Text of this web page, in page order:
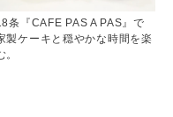
条『CAFE PAS A PAS』で
製ケーキと穏やかな時間を楽
。